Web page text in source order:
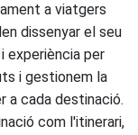
a viatgers
dissenyar el seu
experiència per
i gestionem la
a cada destinació.
com l'itinerari,